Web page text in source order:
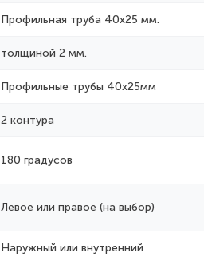
Профильная труба 40х25 мм.
толщиной 2 мм.
Профильные трубы 40х25мм
2 контура
180 градусов
Левое или правое (на выбор)
Наружный или внутренний